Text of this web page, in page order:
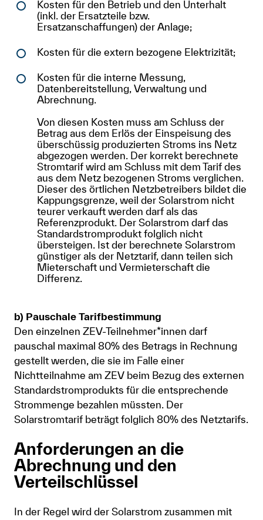
Kosten für den Betrieb und den Unterhalt
(inkl. der Ersatzteile bzw.
Ersatzanschaffungen) der Anlage;
Kosten für die extern bezogene Elektrizität;
Kosten für die interne Messung,
Datenbereitstellung, Verwaltung und
Abrechnung.
Von diesen Kosten muss am Schluss der
Betrag aus dem Erlös der Einspeisung des
überschüssig produzierten Stroms ins Netz
abgezogen werden. Der korrekt berechnete
Stromtarif wird am Schluss mit dem Tarif des
aus dem Netz bezogenen Stroms verglichen.
Dieser des örtlichen Netzbetreibers bildet die
Kappungsgrenze, weil der Solarstrom nicht
teurer verkauft werden darf als das
Referenzprodukt. Der Solarstrom darf das
Standardstromprodukt folglich nicht
übersteigen. Ist der berechnete Solarstrom
günstiger als der Netztarif, dann teilen sich
Mieterschaft und Vermieterschaft die
Differenz.
b) Pauschale Tarifbestimmung
Den einzelnen ZEV-Teilnehmer*innen darf
pauschal maximal 80% des Betrags in Rechnung
gestellt werden, die sie im Falle einer
Nichtteilnahme am ZEV beim Bezug des externen
Standardstromprodukts für die entsprechende
Strommenge bezahlen müssten. Der
Solarstromtarif beträgt folglich 80% des Netztarifs.
Anforderungen an die
Abrechnung und den
Verteilschlüssel
In der Regel wird der Solarstrom zusammen mit